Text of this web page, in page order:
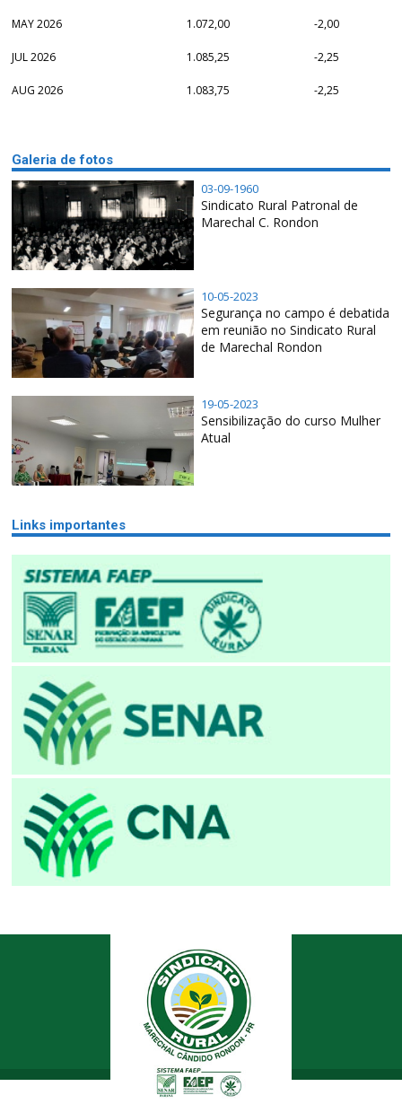
MAY 2026 1.072,00 -2,00
JUL 2026 1.085,25 -2,25
AUG 2026 1.083,75 -2,25
Galeria de fotos
03-09-1960
Sindicato Rural Patronal de
Marechal C. Rondon
10-05-2023
Segurança no campo é debatida
em reunião no Sindicato Rural
de Marechal Rondon
19-05-2023
Sensibilização do curso Mulher
Atual
Links importantes